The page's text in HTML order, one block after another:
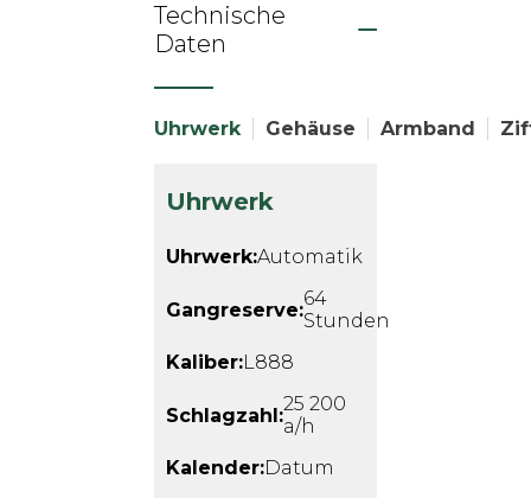
Technische
Daten
Uhrwerk Gehäuse Armband
Uhrwerk
Uhrwerk:Automatik
Gangreserve:64
Stunden
Kaliber:L888
Schlagzahl:25 200
a/h
Kalender:Datum